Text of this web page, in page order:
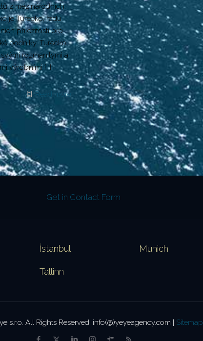
z mezinárodních
je Turecko, řadu
příležitostí pro
podniky. Turecko,
rozmanitými a
výrobními[…]
Read more
Get in Contact Form
İstanbul
Tallinn
Munich
s.r.o. All Rights Reserved. info(@)yeyeagency.com | Sitemap